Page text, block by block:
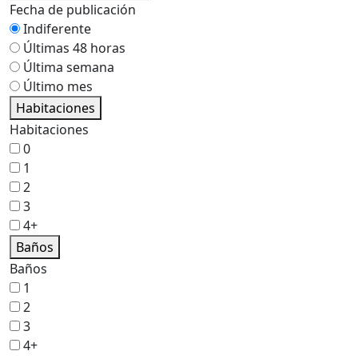
Fecha de publicación
Indiferente
Últimas 48 horas
Última semana
Último mes
Habitaciones
Habitaciones
0
1
2
3
4+
Baños
Baños
1
2
3
4+